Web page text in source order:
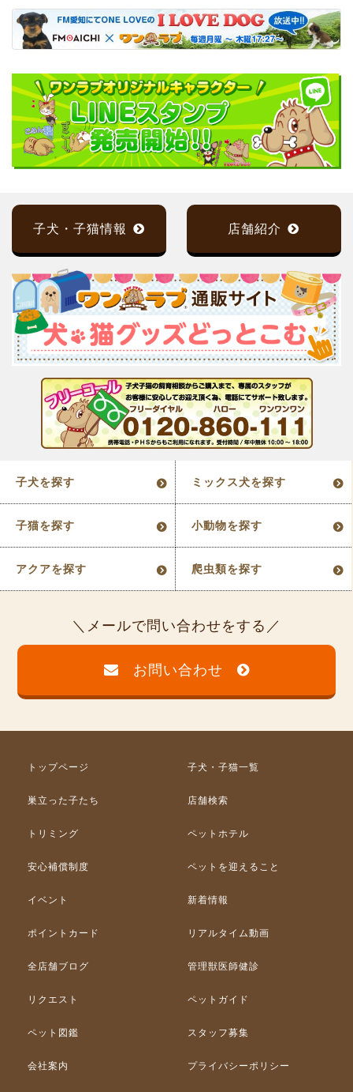
子犬・子猫情報 店舗紹介
子犬を探す ミックス犬を探す
子猫を探す 小動物を探す
アクアを探す 爬虫類を探す
メールで問い合わせをする
お問い合わせ
トップページ 子犬・子猫一覧
巣立った子たち 店舗検索
トリミング ペットホテル
安心補償制度 ペットを迎えること
イベント 新着情報
ポイントカード リアルタイム動画
全店舗ブログ 管理獣医師健診
リクエスト ペットガイド
ペット図鑑 スタッフ募集
会社案内 プライバシーポリシー